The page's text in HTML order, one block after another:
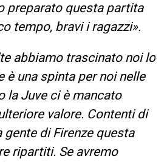
preparato questa partita
tempo, bravi i ragazzi».
abbiamo trascinato noi lo
è una spinta per noi nelle
la Juve ci è mancato
valore. Contenti di
gente di Firenze questa
ripartiti. Se avremo